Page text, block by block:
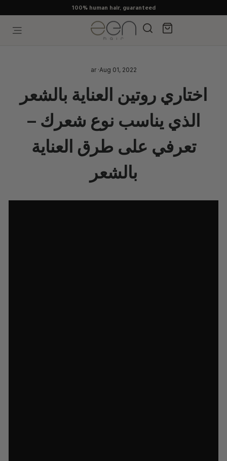
to
content
100% human hair, guaranteed
Search
ar·Aug 01, 2022
اختاري روتين العناية بالشعر
الذي يناسب نوع شعرك –
تعرفي على طرق العناية
بالشعر